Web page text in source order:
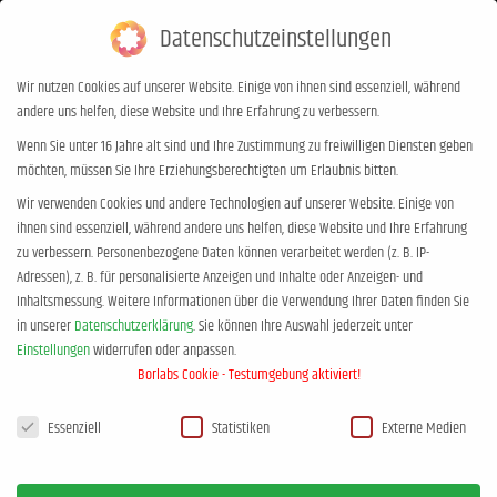
0,00€
Tages-Archive:25. März 2013
Sie befinden sich hier:
Start 2013 März 25
Datenschutzeinstellungen
Wir nutzen Cookies auf unserer Website. Einige von ihnen sind essenziell, während
andere uns helfen, diese Website und Ihre Erfahrung zu verbessern.
Wenn Sie unter 16 Jahre alt sind und Ihre Zustimmung zu freiwilligen Diensten geben
möchten, müssen Sie Ihre Erziehungsberechtigten um Erlaubnis bitten.
Wir verwenden Cookies und andere Technologien auf unserer Website. Einige von
ihnen sind essenziell, während andere uns helfen, diese Website und Ihre Erfahrung
zu verbessern.Personenbezogene Daten können verarbeitet werden (z. B. IP-
Adressen), z. B. für personalisierte Anzeigen und Inhalte oder Anzeigen- und
Inhaltsmessung.Weitere Informationen über die Verwendung Ihrer Daten finden Sie
in unsererDatenschutzerklärung.Sie können Ihre Auswahl jederzeit unter
Einstellungenwiderrufen oder anpassen.
Borlabs Cookie - Testumgebung aktiviert!
Datenschutzeinstellungen
Essenziell Statistiken Externe Medien